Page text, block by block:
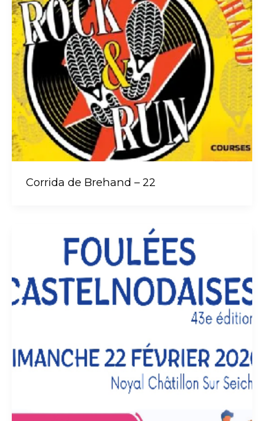
Corrida de Brehand – 22